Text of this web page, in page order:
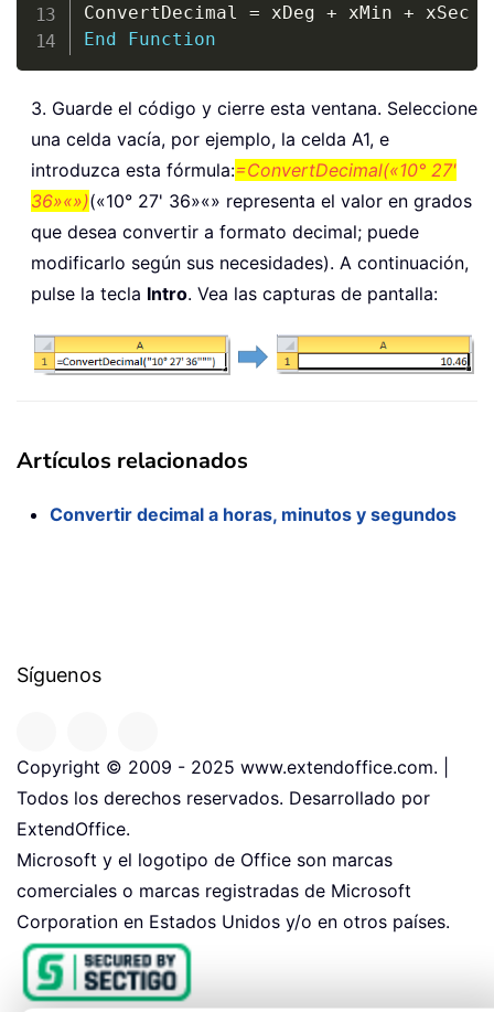
ConvertDecimal = xDeg + xMin +
End
Function
3. Guarde el código y cierre esta ventana. Seleccione
una celda vacía, por ejemplo, la celda A1, e
introduzca esta fórmula:=ConvertDecimal(«10° 27'
36»«»)(«10° 27' 36»«» representa el valor en grados
que desea convertir a formato decimal; puede
modificarlo según sus necesidades). A continuación,
pulse la tecla Intro. Vea las capturas de pantalla:
Artículos relacionados
Convertir decimal a horas, minutos y segundos
Síguenos
Copyright © 2009 - 2025 www.extendoffice.com. |
Todos los derechos reservados. Desarrollado por
ExtendOffice.
Microsoft y el logotipo de Office son marcas
comerciales o marcas registradas de Microsoft
Corporation en Estados Unidos y/o en otros países.